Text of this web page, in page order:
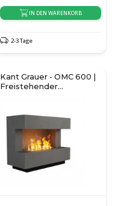
IN DEN WARENKORB
2-3 Tage
Kant Grauer - OMC 600 |
Freistehender